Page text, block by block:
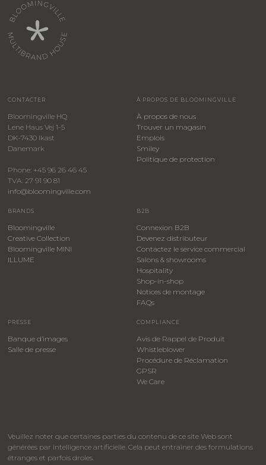
CONTACTER
Bloomingville HQ
Lene Haus Vej 1-5
DK-7430 Ikast
Danemark
Phone: +45 96 26 46 45
TVA: 27 91 90 81
info@bloomingville.com
À PROPOS DE BLOOMINGVILLE
À propos de nous
Trouver un magasin
Emplois
Smiley
​Politique de protection
BRANDS
Bloomingville
Creative Collection
Bloomingville MINI
ILLUME
B2B
Connexion B2B
Devenez distributeur
Contactez le service commercial
Salons & showrooms
Hospitality
​Shop-in-shop
Notices de montage
FAQs
PRESSE
Banque d’images
Salle de presse
COMPLIANCE
Avis de Rappel de Produit
Whistleblower
​Procédure de Réclamation
GPSR
We Care
Veuillez noter que certaines parties du contenu de ce site Web sont
générées par intelligence artificielle. Cela peut entraîner des formulations
étranges et parfois droles.